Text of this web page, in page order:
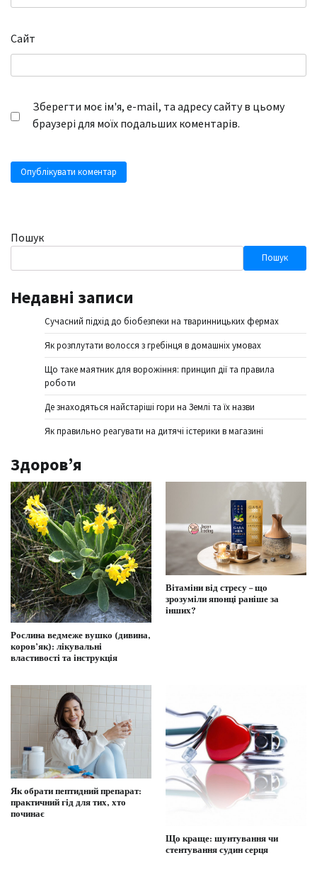
Сайт
Зберегти моє ім'я, e-mail, та адресу сайту в цьому
браузері для моїх подальших коментарів.
Пошук
Пошук
Недавні записи
Сучасний підхід до біобезпеки на тваринницьких фермах
Як розплутати волосся з гребінця в домашніх умовах
Що таке маятник для ворожіння: принцип дії та правила
роботи
Де знаходяться найстаріші гори на Землі та їх назви
Як правильно реагувати на дитячі істерики в магазині
Здоров’я
Рослина ведмеже вушко (дивина,
коров’як): лікувальні
властивості та інструкція
Вітаміни від стресу – що
зрозуміли японці раніше за
інших?
Як обрати пептидний препарат:
практичний гід для тих, хто
починає
Що краще: шунтування чи
стентування судин серця